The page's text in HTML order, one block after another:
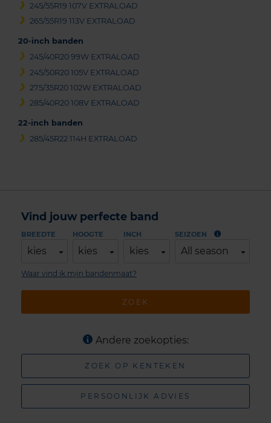
245/55R19 107V EXTRALOAD
265/55R19 113V EXTRALOAD
20-inch banden
245/40R20 99W EXTRALOAD
245/50R20 105V EXTRALOAD
275/35R20 102W EXTRALOAD
285/40R20 108V EXTRALOAD
22-inch banden
285/45R22 114H EXTRALOAD
Vind jouw perfecte band
BREEDTE
kies
HOOGTE
kies
INCH
kies
SEIZOEN
All season
ZOEK
Waar vind ik mijn bandenmaat?
Andere zoekopties:
ZOEK OP KENTEKEN
PERSOONLIJK ADVIES